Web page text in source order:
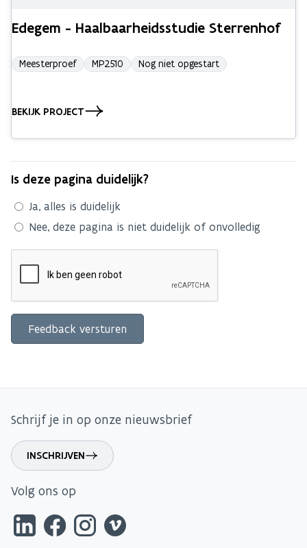
Edegem - Haalbaarheidsstudie Sterrenhof
Meesterproef MP2510 Nog niet opgestart
BEKIJK PROJECT
Is deze pagina duidelijk?
Ja, alles is duidelijk
Nee, deze pagina is niet duidelijk of onvolledig
Schrijf je in op onze nieuwsbrief
INSCHRIJVEN
Volg ons op